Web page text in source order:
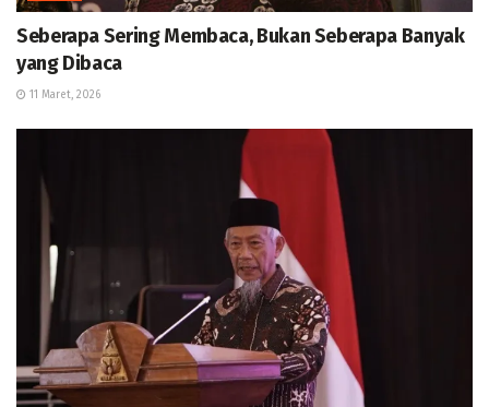
Seberapa Sering Membaca, Bukan Seberapa Banyak
yang Dibaca
11 Maret, 2026